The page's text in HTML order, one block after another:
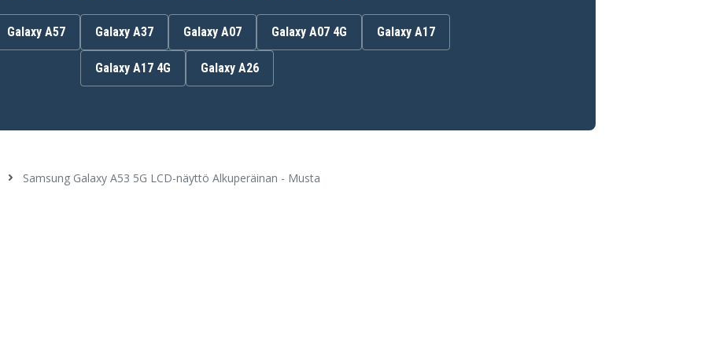
Galaxy A57 Galaxy A37 Galaxy A07 Galaxy A07 4G Galaxy A17
Galaxy A17 4G Galaxy A26
Samsung Galaxy A53 5G LCD-näyttö Alkuperäinan - Musta